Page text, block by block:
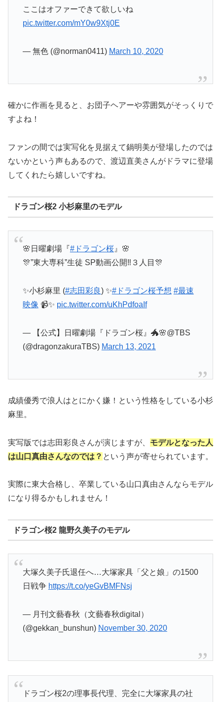
ここはオファーできて欲しいね
pic.twitter.com/mY0w9Xtj0E
— 無色 (@norman0411) March 10, 2020
確かに作画を見ると、お団子ヘアーや雰囲気がそっくりで
すよね！
ファンの間では実写化を見据えて鍋明美が登場したのでは
ないかという声もあるので、渡辺直美さんがドラマに登場
してくれたら嬉しいですね。
ドラゴン桜2 小杉麻里のモデル
🌸日曜劇場『#ドラゴン桜』🌸
🎊”東大専科”生徒 SP動画公開‼️３人目🎊
✨小杉麻里 (#志田彩良) ✨#ドラゴン桜予想 #最速
映像 📹✨ pic.twitter.com/uKhPdfoaIf
— 【公式】日曜劇場『ドラゴン桜』🐲🌸@TBS
(@dragonzakuraTBS) March 13, 2021
成績優秀で浪人はとにかく嫌！という性格をしている小杉
麻里。
実写版では志田彩良さんが演じますが、 モデルとなった人
は山口真由さんなのでは？ という声が寄せられています。
実際に東大合格し、卒業している山口真由さんならモデル
になり得るかもしれません！
ドラゴン桜2 龍野久美子のモデル
大塚久美子氏退任へ…大塚家具「父と娘」の1500
日戦争 https://t.co/yeGvBMFNsj
— 月刊文藝春秋（文藝春秋digital）
(@gekkan_bunshun) November 30, 2020
ドラゴン桜2の理事長代理、完全に大塚家具の社